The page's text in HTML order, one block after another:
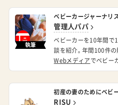
執筆
ベビーカージャーナリ
管理人パパ
ベビーカーを10年間で
談を紹介。年間100件
Webメディア でベビー
初産の妻のためにベビ
RISU